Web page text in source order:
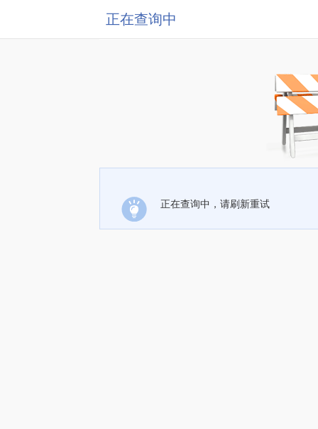
正在查询中
正在查询中，请刷新重试